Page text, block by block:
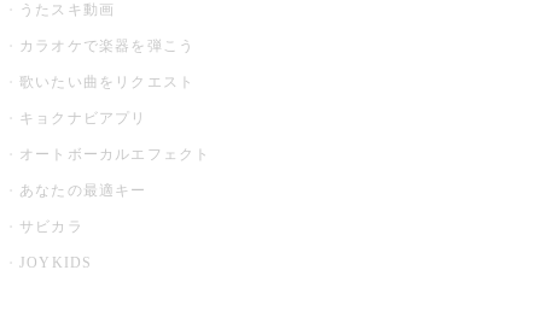
うたスキ動画
カラオケで楽器を弾こう
歌いたい曲をリクエスト
キョクナビアプリ
オートボーカルエフェクト
あなたの最適キー
サビカラ
JOYKIDS